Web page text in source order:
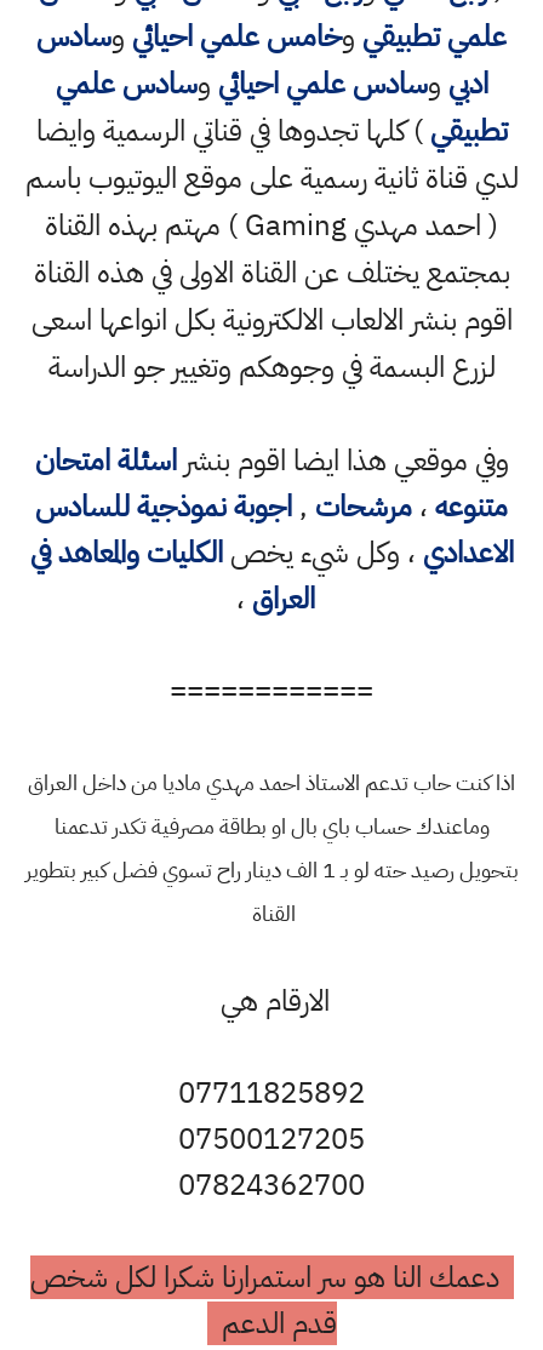
علمي تطبيقي وخامس علمي احيائي وسادس
ادبي وسادس علمي احيائي وسادس علمي
تطبيقي) كلها تجدوها في قناتي الرسمية وايضا
لدي قناة ثانية رسمية على موقع اليوتيوب باسم
( احمد مهدي Gaming ) مهتم بهذه القناة
بمجتمع يختلف عن القناة الاولى في هذه القناة
اقوم بنشر الالعاب الالكترونية بكل انواعها اسعى
لزرع البسمة في وجوهكم وتغيير جو الدراسة
وفي موقعي هذا ايضا اقوم بنشراسئلة امتحان
متنوعه،مرشحات ,اجوبة نموذجية للسادس
الاعدادي ، وكل شيء يخصالكليات والمعاهد في
العراق ،
============
اذا كنت حاب تدعم الاستاذ احمد مهدي ماديا من داخل العراق
وماعندك حساب باي بال او بطاقة مصرفية تكدر تدعمنا
بتحويل رصيد حته لو بـ 1 الف دينار راح تسوي فضل كبير بتطوير
القناة
الارقام هي
07711825892
07500127205
07824362700
دعمك النا هو سر استمرارنا شكرا لكل شخص
قدم الدعم